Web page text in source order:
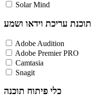
Solar Mind
תוכנת עריכת וידאו ושמע
Adobe Audition
Adobe Premier PRO
Camtasia
Snagit
כלי פיתוח תוכנה